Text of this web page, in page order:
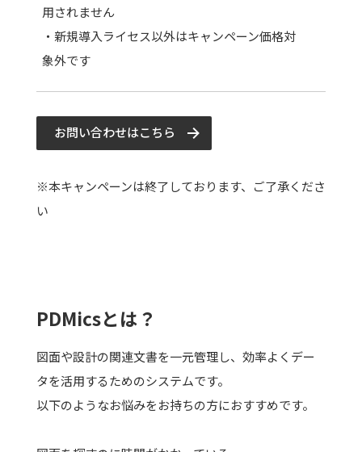
用されません
・新規導入ライセス以外はキャンペーン価格対
象外です
お問い合わせはこちら
※本キャンペーンは終了しております、ご了承くださ
い
PDMicsとは？
図面や設計の関連文書を一元管理し、効率よくデー
タを活用するためのシステムです。
以下のようなお悩みをお持ちの方におすすめです。